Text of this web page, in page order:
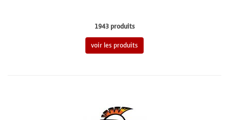
1943 produits
voir les produits